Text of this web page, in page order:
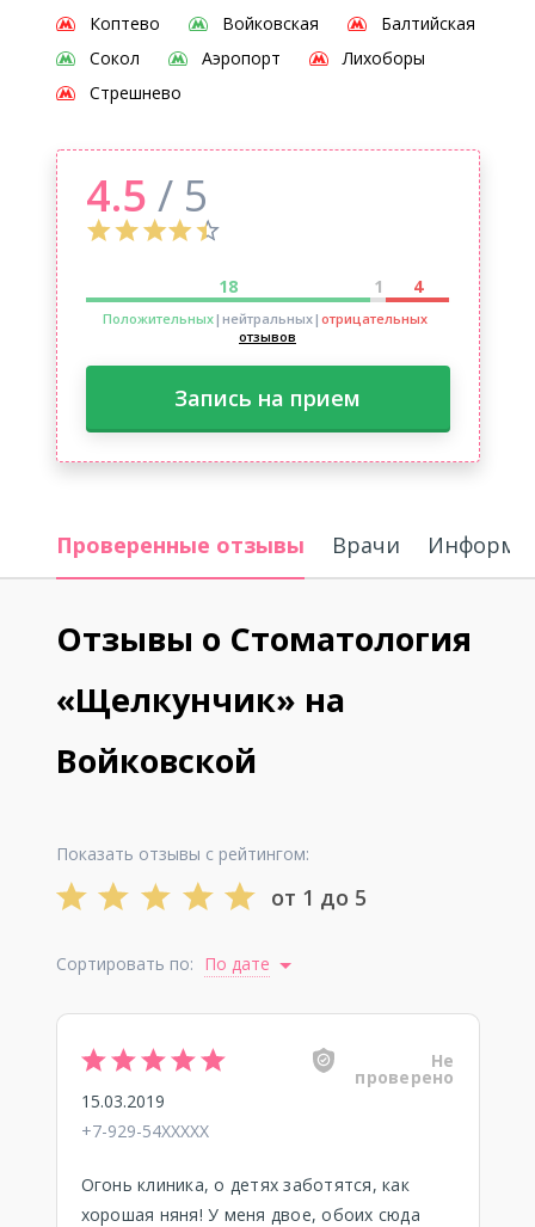
Коптево
Войковская
Балтийская
Сокол
Аэропорт
Лихоборы
Стрешнево
4.5 / 5
18 1 4
Положительных|нейтральных| отрицательных
отзывов
Запись на прием
Проверенные отзывы Врачи
Отзывы о Стоматология
«Щелкунчик» на
Войковской
Показать отзывы с рейтингом:
от 1 до 5
Сортировать по: По дате
Не
проверено
15.03.2019
+7-929-54XXXXX
Огонь клиника, о детях заботятся, как
хорошая няня! У меня двое, обоих сюда